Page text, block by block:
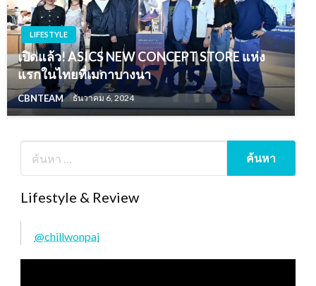
LIFESTYLE
เปิดแล้ว! ASICS NEW CONCEPT STORE แห่ง
แรกในไทยที่เมกาบางนา
CBNTEAM ธันวาคม 6, 2024
Lifestyle & Review
@chillwonpai